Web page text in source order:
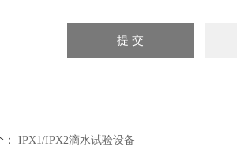
IPX1/IPX2滴水试验设备